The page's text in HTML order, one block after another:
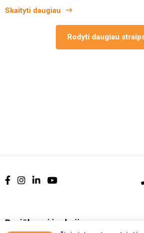
Skaityti daugiau
Rodyti daugiau
Pasiūlymai ir akcijos